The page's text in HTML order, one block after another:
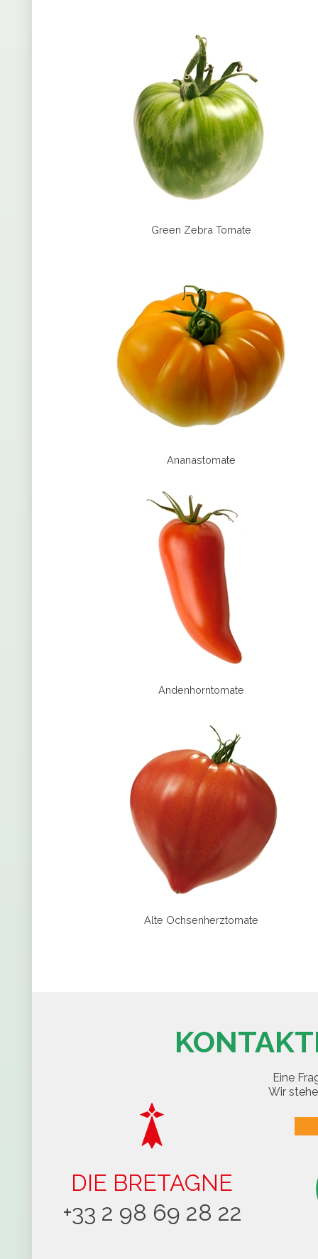
Green Zebra Tomate
Ananastomate
Andenhorntomate
Alte Ochsenherztomate
Eine
Wir
DIE BRETAGNE
+33 2 98 69 28 22